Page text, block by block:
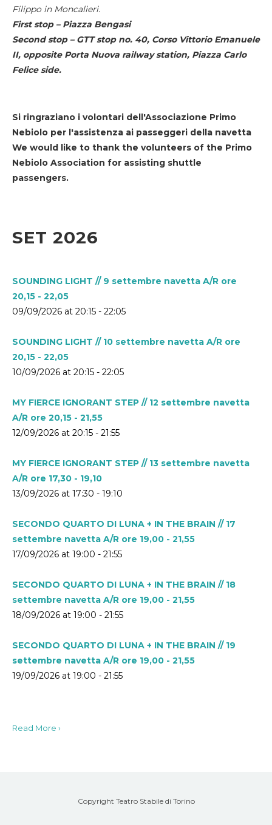
Filippo in Moncalieri.
First stop – Piazza Bengasi
Second stop – GTT stop no. 40, Corso Vittorio Emanuele
II, opposite Porta Nuova railway station, Piazza Carlo
Felice side.
Si ringraziano i volontari dell'Associazione Primo
Nebiolo per l'assistenza ai passeggeri della navetta
We would like to thank the volunteers of the Primo
Nebiolo Association for assisting shuttle
passengers.
SET 2026
SOUNDING LIGHT // 9 settembre navetta A/R ore
20,15 - 22,05
09/09/2026 at 20:15 - 22:05
SOUNDING LIGHT // 10 settembre navetta A/R ore
20,15 - 22,05
10/09/2026 at 20:15 - 22:05
MY FIERCE IGNORANT STEP // 12 settembre navetta
A/R ore 20,15 - 21,55
12/09/2026 at 20:15 - 21:55
MY FIERCE IGNORANT STEP // 13 settembre navetta
A/R ore 17,30 - 19,10
13/09/2026 at 17:30 - 19:10
SECONDO QUARTO DI LUNA + IN THE BRAIN // 17
settembre navetta A/R ore 19,00 - 21,55
17/09/2026 at 19:00 - 21:55
SECONDO QUARTO DI LUNA + IN THE BRAIN // 18
settembre navetta A/R ore 19,00 - 21,55
18/09/2026 at 19:00 - 21:55
SECONDO QUARTO DI LUNA + IN THE BRAIN // 19
settembre navetta A/R ore 19,00 - 21,55
19/09/2026 at 19:00 - 21:55
Read More ›
Copyright Teatro Stabile di Torino